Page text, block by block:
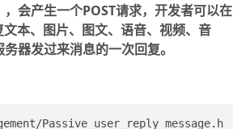
会产生一个POST请求，开发者可以在
本、图片、图文、语音、视频、音
器发过来消息的一次回复。
Passive_user_reply_message.h